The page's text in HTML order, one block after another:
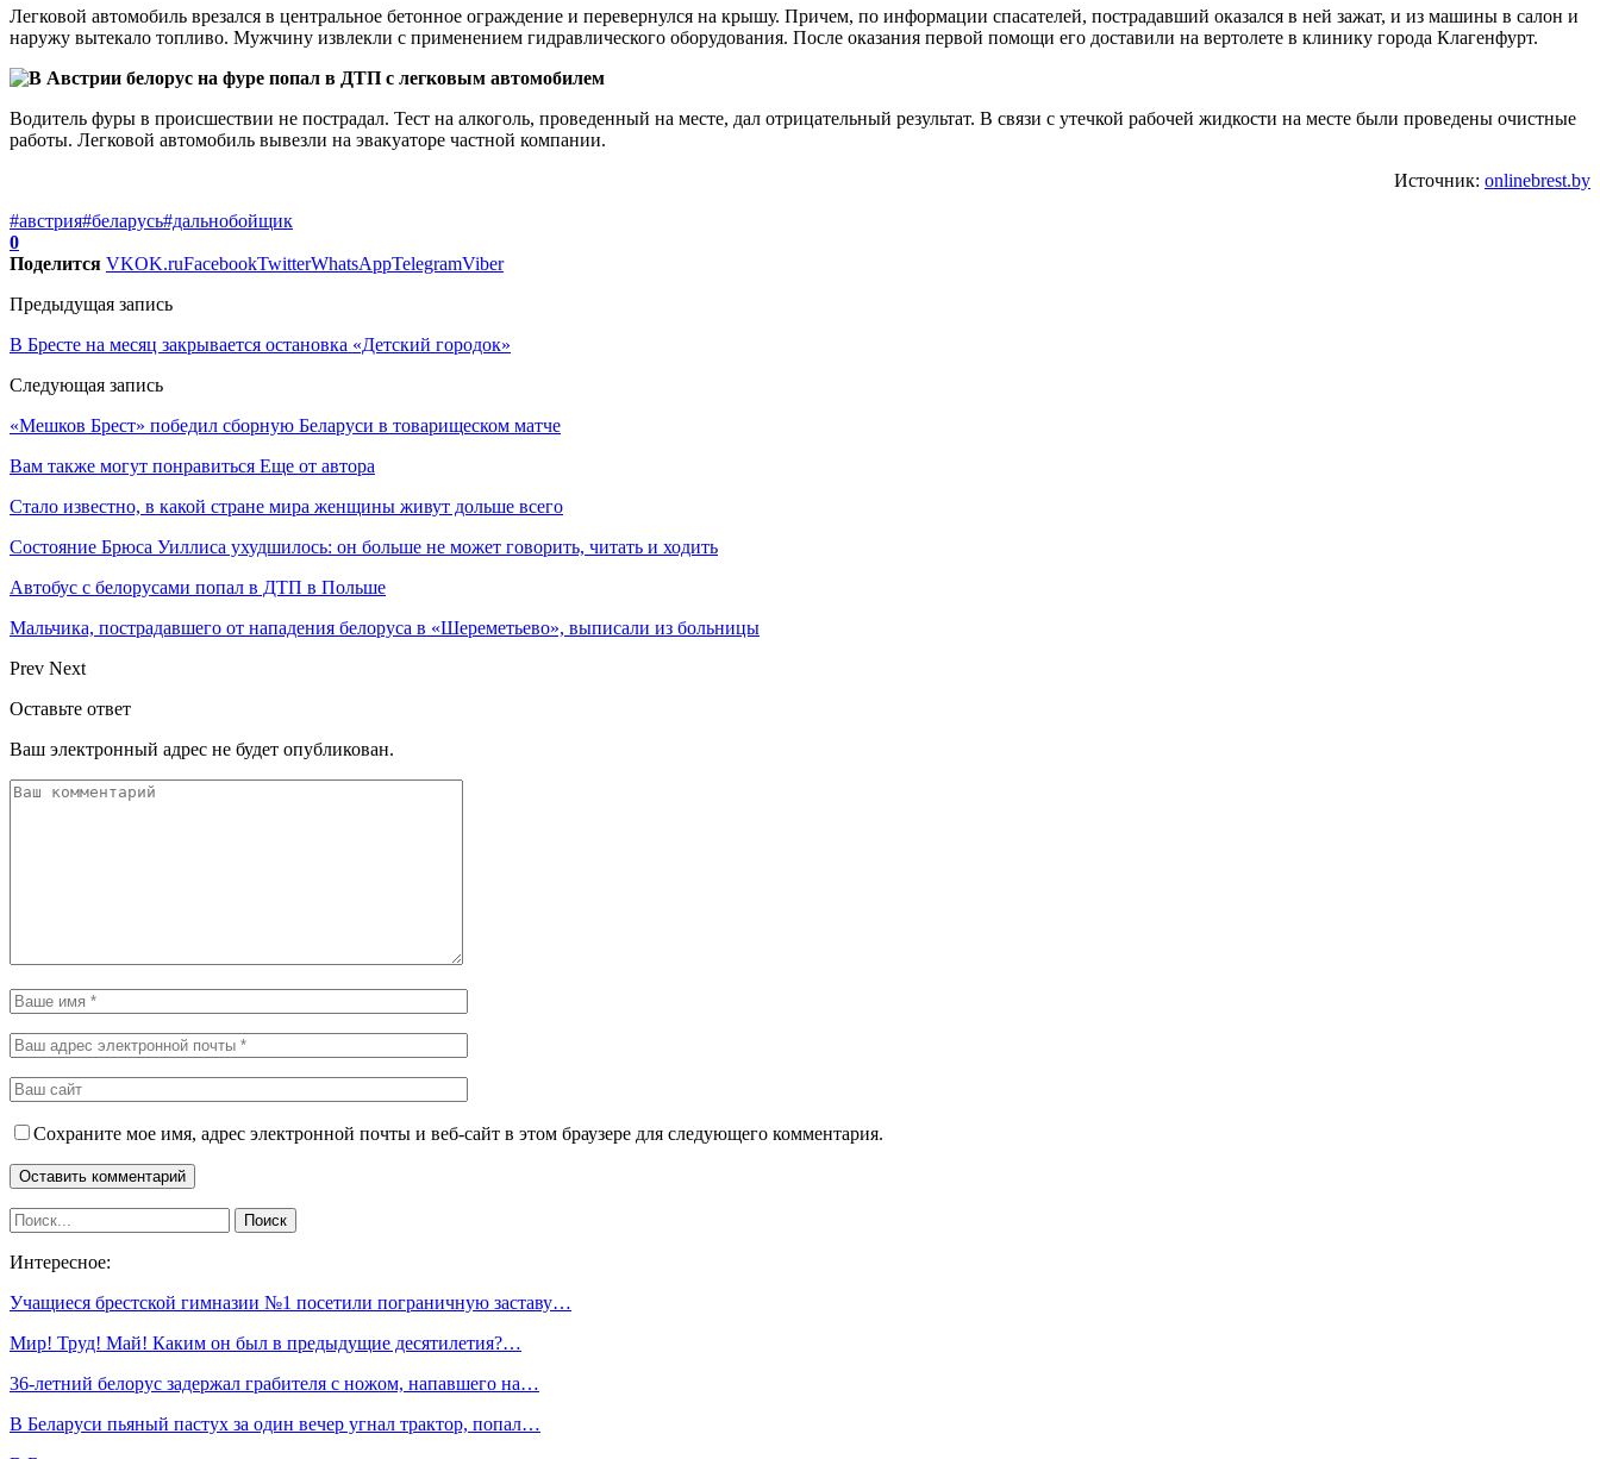
Легковой автомобиль врезался в центральное бетонное ограждение и перевернулся на крышу. Причем, по информации спасателей, пострадавший оказался в ней зажат, и из машины в салон и
наружу вытекало топливо. Мужчину извлекли с применением гидравлического оборудования. После оказания первой помощи его доставили на вертолете в клинику города Клагенфурт.
Водитель фуры в происшествии не пострадал. Тест на алкоголь, проведенный на месте, дал отрицательный результат. В связи с утечкой рабочей жидкости на месте были проведены очистные
работы. Легковой автомобиль вывезли на эвакуаторе частной компании.
Источник: onlinebrest.by
#австрия#беларусь#дальнобойщик
0
Поделится VKOK.ruFacebookTwitterWhatsAppTelegramViber
Предыдущая запись
В Бресте на месяц закрывается остановка «Детский городок»
Следующая запись
«Мешков Брест» победил сборную Беларуси в товарищеском матче
Вам также могут понравиться Еще от автора
Стало известно, в какой стране мира женщины живут дольше всего
Состояние Брюса Уиллиса ухудшилось: он больше не может говорить, читать и ходить
Автобус с белорусами попал в ДТП в Польше
Мальчика, пострадавшего от нападения белоруса в «Шереметьево», выписали из больницы
Prev Next
Оставьте ответ
Ваш электронный адрес не будет опубликован.
Сохраните мое имя, адрес электронной почты и веб-сайт в этом браузере для следующего комментария.
Интересное:
Учащиеся брестской гимназии №1 посетили пограничную заставу…
Мир! Труд! Май! Каким он был в предыдущие десятилетия?…
36-летний белорус задержал грабителя с ножом, напавшего на…
В Беларуси пьяный пастух за один вечер угнал трактор, попал…